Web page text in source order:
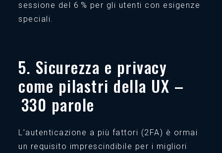
sessione del 6 % per gli utenti con esigenze
speciali.
5. Sicurezza e privacy
come pilastri della UX –
330 parole
L’autenticazione a più fattori (2FA) è ormai
un requisito imprescindibile per i migliori